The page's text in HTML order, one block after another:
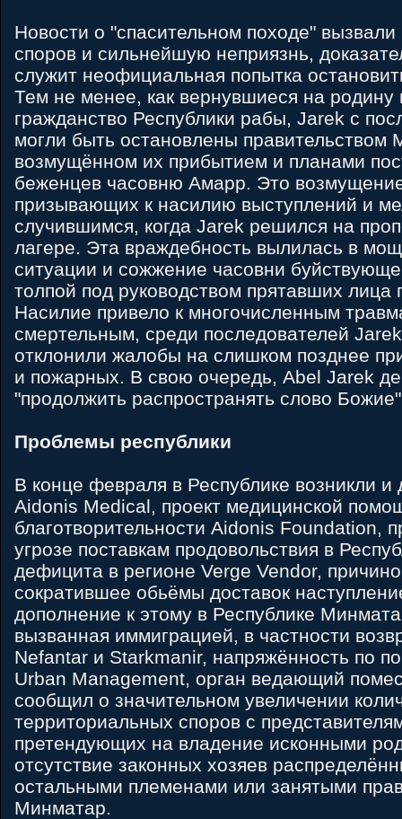
Новости о "спасительном походе" вызвали
споров и сильнейшую неприязнь,
служит неофициальная попытка
Тем не менее, как вернувшиеся на родину
гражданство Республики рабы, Jarek с
могли быть остановлены правительством
возмущённом их прибытием и планами
беженцев часовню Амарр. Это
призывающих к насилию выступлений и
случившимся, когда Jarek решился на
лагере. Эта враждебность вылилась в
ситуации и сожжение часовни
толпой под руководством прятавших
Насилие привело к многочисленным
смертельным, среди последователей
отклонили жалобы на слишком позднее
и пожарных. В свою очередь, Abel Jarek
"продолжить распространять слово
Проблемы республики
В конце февраля в Республике возникли и
Aidonis Medical, проект медицинской
благотворительности Aidonis Foundation,
угрозе поставкам продовольствия в
дефицита в регионе Verge Vendor,
сократившее обьёмы доставок
дополнение к этому в Республике
вызванная иммиграцией, в частности
Nefantar и Starkmanir, напряжённость по
Urban Management, орган ведающий
сообщил о значительном увеличении
территориальных споров с
претендующих на владение исконными
отсутствие законных хозяев
остальными племенами или занятыми
Минматар.